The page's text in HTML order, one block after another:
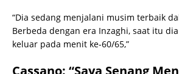
“Dia sedang menjalani musim terbaik
Berbeda dengan era Inzaghi, saat itu
keluar pada menit ke-60/65,”
Cassano: “Saya Senang